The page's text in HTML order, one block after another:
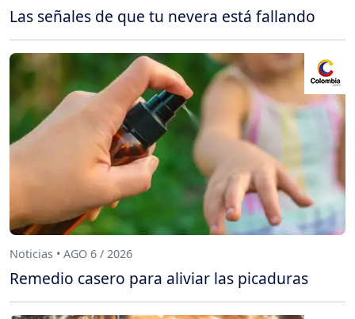
Las señales de que tu nevera está fallando
Noticias • AGO 6 / 2026
Remedio casero para aliviar las picaduras